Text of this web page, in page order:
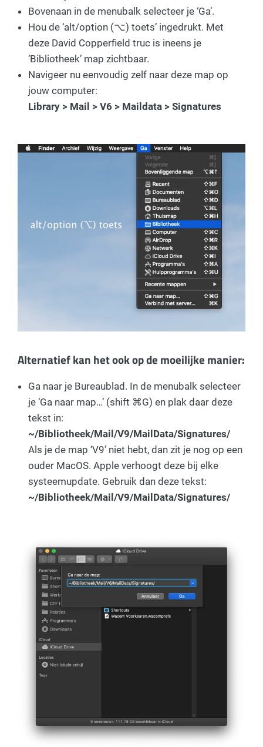
Bovenaan in de menubalk selecteer je ‘Ga’.
Hou de ‘alt/option (⌥) toets’ ingedrukt. Met
deze David Copperfield truc is ineens je
‘Bibliotheek’ map zichtbaar.
Navigeer nu eenvoudig zelf naar deze map op
jouw computer:
Library > Mail > V6 > Maildata > Signatures
Alternatief kan het ook op de moeilijke manier:
Ga naar je Bureaublad. In de menubalk selecteer
je ‘Ga naar map…’ (shift ⌘G) en plak daar deze
tekst in:
~/Bibliotheek/Mail/V9/MailData/Signatures/
Als je de map ‘V9’ niet hebt, dan zit je nog op een
ouder MacOS. Apple verhoogt deze bij elke
systeemupdate. Gebruik dan deze tekst:
~/Bibliotheek/Mail/V9/MailData/Signatures/